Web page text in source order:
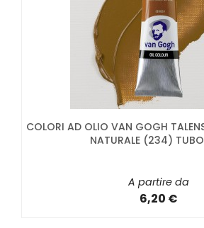
COLORI AD OLIO VAN GOGH
NATURALE (234)
A partire da
6,20 €